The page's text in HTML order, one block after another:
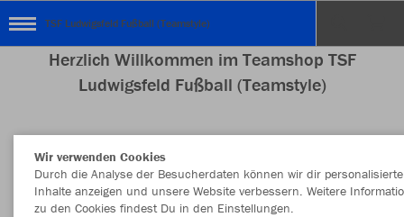
TSF Ludwigsfeld Fußball (Teamstyle)
Herzlich Willkommen im Teamshop TSF
Ludwigsfeld Fußball (Teamstyle)
Nachhaltig Farbe
Wir verwenden Cookies
Durch die Analyse der Besucherdaten können wir dir personalisierte
Inhalte anzeigen und unsere Website verbessern. Weitere
zu den Cookies findest Du in den Einstellungen.